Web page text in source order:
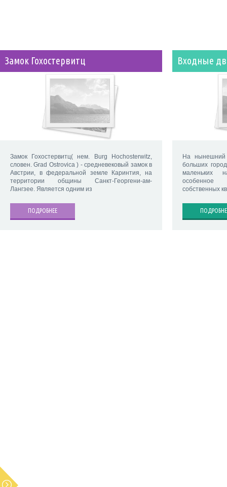
Замок Гохостервитц
Замок Гохостервитц( нем. Burg Hochosterwitz,
словен. Grad Ostrovica ) - средневековый замок в
Австрии, в федеральной земле Каринтия, на
территории общины Санкт-Георгени-ам-
Лангзее. Является одним из
ПОДРОБНЕЕ
Входные
На нынешний
больших
маленьких
особенное
собственных